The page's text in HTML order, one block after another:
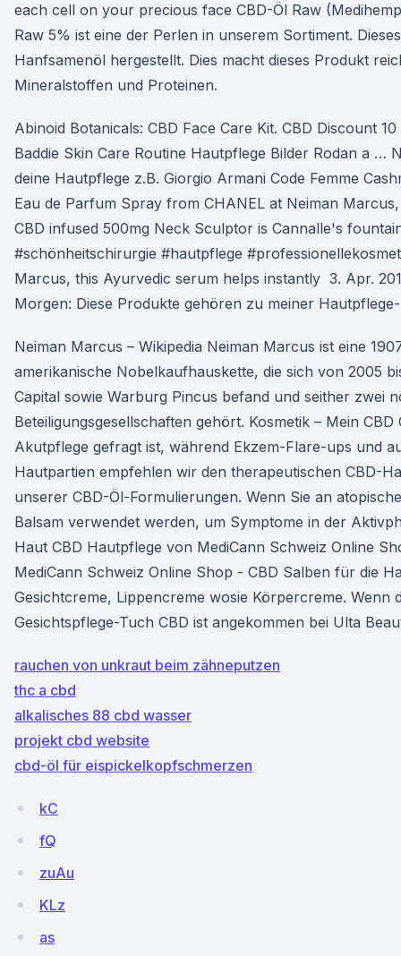
each cell on your precious face CBD-Öl Raw
Raw 5% ist eine der Perlen in unserem Sortiment.
Hanfsamenöl hergestellt. Dies macht dieses Produkt
Mineralstoffen und Proteinen.
Abinoid Botanicals: CBD Face Care Kit. CBD Discount
Baddie Skin Care Routine Hautpflege Bilder Rodan a …
deine Hautpflege z.B. Giorgio Armani Code Femme
Eau de Parfum Spray from CHANEL at Neiman
CBD infused 500mg Neck Sculptor is Cannalle's
#schönheitschirurgie #hautpflege
Marcus, this Ayurvedic serum helps instantly 3. Apr.
Morgen: Diese Produkte gehören zu meiner
Neiman Marcus – Wikipedia Neiman Marcus ist eine
amerikanische Nobelkaufhauskette, die sich von 2005
Capital sowie Warburg Pincus befand und seither zwei
Beteiligungsgesellschaften gehört. Kosmetik – Mein
Akutpflege gefragt ist, während Ekzem-Flare-ups und
Hautpartien empfehlen wir den therapeutischen CBD-
unserer CBD-Öl-Formulierungen. Wenn Sie an
Balsam verwendet werden, um Symptome in der
Haut CBD Hautpflege von MediCann Schweiz Online
MediCann Schweiz Online Shop - CBD Salben für die
Gesichtcreme, Lippencreme wosie Körpercreme. Wenn
Gesichtspflege-Tuch CBD ist angekommen bei Ulta
rauchen von unkraut beim zähneputzen
thc a cbd
alkalisches 88 cbd wasser
projekt cbd website
cbd-öl für eispickelkopfschmerzen
kC
fQ
zuAu
KLz
as